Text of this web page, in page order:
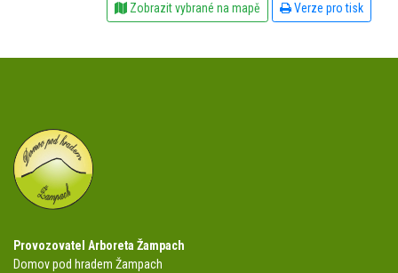
Zobrazit vybrané na mapě Verze pro tisk
Provozovatel Arboreta Žampach
Domov pod hradem Žampach